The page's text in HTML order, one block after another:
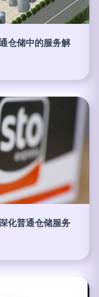
仓储中的服务解
化普通仓储服务